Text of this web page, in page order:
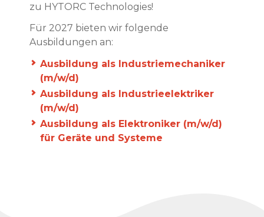
zu HYTORC Technologies!
Für 2027 bieten wir folgende
Ausbildungen an:
Ausbildung als Industriemechaniker
(m/w/d)
Ausbildung als Industrieelektriker
(m/w/d)
Ausbildung als Elektroniker (m/w/d)
für Geräte und Systeme